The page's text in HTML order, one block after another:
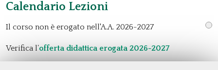
Calendario Lezioni
Il corso non è erogato nell'A.A. 2026-2027
Verifica l’offerta didattica erogata 2026-2027